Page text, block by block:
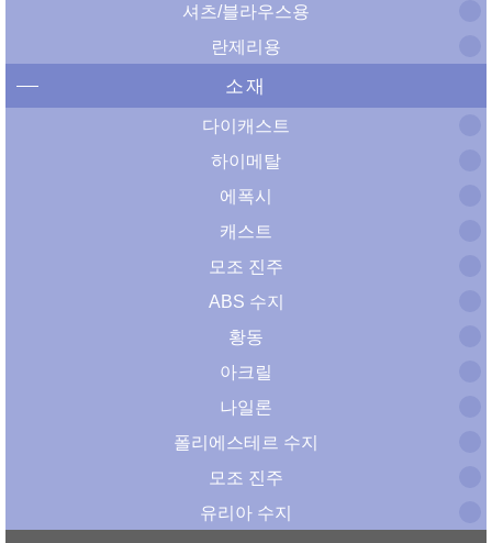
셔츠/블라우스용
란제리용
소재
다이캐스트
하이메탈
에폭시
캐스트
모조 진주
ABS 수지
황동
아크릴
나일론
폴리에스테르 수지
모조 진주
유리아 수지